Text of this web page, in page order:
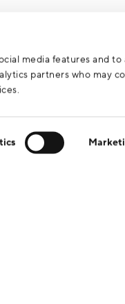
media features and
partners who may